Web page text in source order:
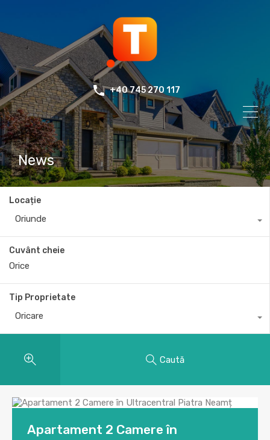
+40 745 270 117
News
Locație
Oriunde
Cuvânt cheie
Tip Proprietate
Oricare
Caută
Apartament 2 Camere în